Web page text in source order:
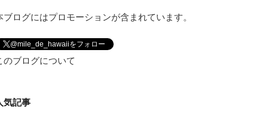
ブログにはプロモーションが含まれています。
@mile_de_hawaiiをフォロー
のブログについて
気記事